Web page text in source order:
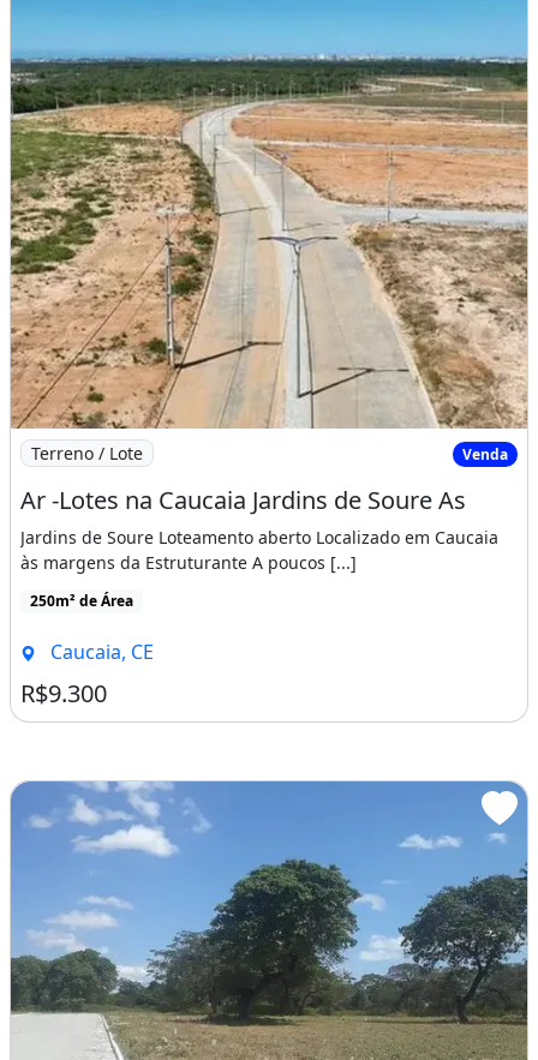
Imagem: Ar -Lotes na Caucaia Jardins de Soure As
Terreno / Lote Venda
Ar -Lotes na Caucaia Jardins de Soure As
Jardins de Soure Loteamento aberto Localizado em Caucaia
às margens da Estruturante A poucos [...]
250m² de Área
Caucaia, CE
R$9.300